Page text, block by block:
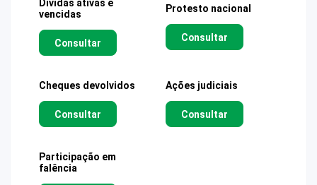
Dívidas ativas e
vencidas
Consultar
Protesto nacional
Consultar
Cheques devolvidos
Consultar
Ações judiciais
Consultar
Participação em
falência